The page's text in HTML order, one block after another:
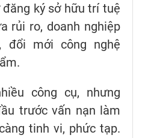
ký sở hữu trí tuệ
rủi ro, doanh nghiệp
đổi mới công nghệ
công cụ, nhưng
trước vấn nạn làm
tinh vi, phức tạp.